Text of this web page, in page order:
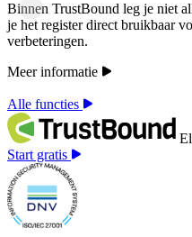
Binnen TrustBound leg je niet
je het register direct bruikbaar
verbeteringen.
Meer informatie
Alle functies
Start gratis